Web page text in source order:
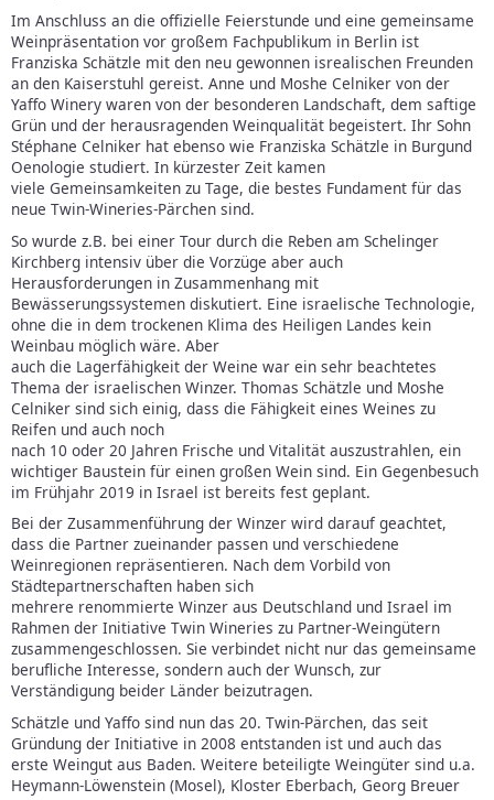
Im Anschluss an die offizielle Feierstunde und eine gemeinsame
Weinpräsentation vor großem Fachpublikum in Berlin ist
Franziska Schätzle mit den neu gewonnen isrealischen Freunden
an den Kaiserstuhl gereist. Anne und Moshe Celniker von der
Yaffo Winery waren von der besonderen Landschaft, dem saftige
Grün und der herausragenden Weinqualität begeistert. Ihr Sohn
Stéphane Celniker hat ebenso wie Franziska Schätzle in Burgund
Oenologie studiert. In kürzester Zeit kamen
viele Gemeinsamkeiten zu Tage, die bestes Fundament für das
neue Twin-Wineries-Pärchen sind.
So wurde z.B. bei einer Tour durch die Reben am Schelinger
Kirchberg intensiv über die Vorzüge aber auch
Herausforderungen in Zusammenhang mit
Bewässerungssystemen diskutiert. Eine israelische Technologie,
ohne die in dem trockenen Klima des Heiligen Landes kein
Weinbau möglich wäre. Aber
auch die Lagerfähigkeit der Weine war ein sehr beachtetes
Thema der israelischen Winzer. Thomas Schätzle und Moshe
Celniker sind sich einig, dass die Fähigkeit eines Weines zu
Reifen und auch noch
nach 10 oder 20 Jahren Frische und Vitalität auszustrahlen, ein
wichtiger Baustein für einen großen Wein sind. Ein Gegenbesuch
im Frühjahr 2019 in Israel ist bereits fest geplant.
Bei der Zusammenführung der Winzer wird darauf geachtet,
dass die Partner zueinander passen und verschiedene
Weinregionen repräsentieren. Nach dem Vorbild von
Städtepartnerschaften haben sich
mehrere renommierte Winzer aus Deutschland und Israel im
Rahmen der Initiative Twin Wineries zu Partner-Weingütern
zusammengeschlossen. Sie verbindet nicht nur das gemeinsame
berufliche Interesse, sondern auch der Wunsch, zur
Verständigung beider Länder beizutragen.
Schätzle und Yaffo sind nun das 20. Twin-Pärchen, das seit
Gründung der Initiative in 2008 entstanden ist und auch das
erste Weingut aus Baden. Weitere beteiligte Weingüter sind u.a.
Heymann-Löwenstein (Mosel), Kloster Eberbach, Georg Breuer